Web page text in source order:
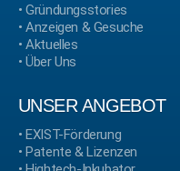
•Gründungsstories
•Anzeigen & Gesuche
•Aktuelles
•Über Uns
UNSER ANGEBOT
•EXIST-Förderung
•Patente & Lizenzen